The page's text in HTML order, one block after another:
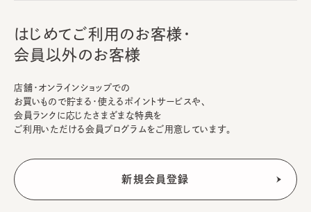
はじめてご利用のお客様・
会員以外のお客様
店舗・オンラインショップでの
お買いもので貯まる・使えるポイントサービスや、
会員ランクに応じたさまざまな特典を
ご利用いただける会員プログラムをご用意しています。